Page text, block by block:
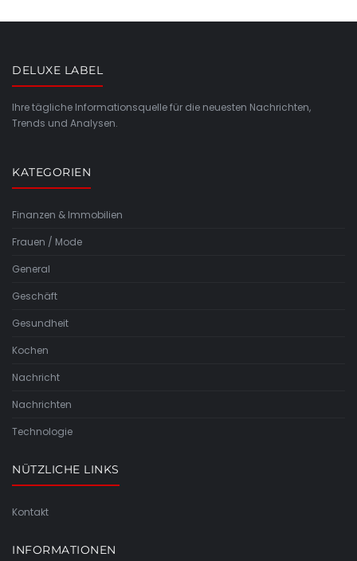
DELUXE LABEL
Ihre tägliche Informationsquelle für die neuesten Nachrichten,
Trends und Analysen.
KATEGORIEN
Finanzen & Immobilien
Frauen / Mode
General
Geschäft
Gesundheit
Kochen
Nachricht
Nachrichten
Technologie
NÜTZLICHE LINKS
Kontakt
INFORMATIONEN